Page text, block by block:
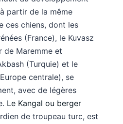
partir de la même
ces chiens, dont les
(France), le Kuvasz
de Maremme et
(Turquie) et le
centrale), se
avec de légères
Le Kangal ou berger
de troupeau turc, est